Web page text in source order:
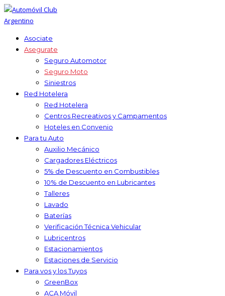
Asociate
Asegurate
Seguro Automotor
Seguro Moto
Siniestros
Red Hotelera
Red Hotelera
Centros Recreativos y Campamentos
Hoteles en Convenio
Para tu Auto
Auxilio Mecánico
Cargadores Eléctricos
5% de Descuento en Combustibles
10% de Descuento en Lubricantes
Talleres
Lavado
Baterías
Verificación Técnica Vehicular
Lubricentros
Estacionamientos
Estaciones de Servicio
Para vos y los Tuyos
GreenBox
ACA Móvil